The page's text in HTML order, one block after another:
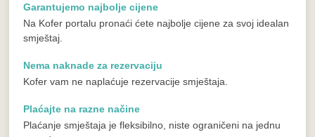
Garantujemo najbolje cijene
Na Kofer portalu pronaći ćete najbolje cijene za svoj idealan
smještaj.
Nema naknade za rezervaciju
Kofer vam ne naplaćuje rezervacije smještaja.
Plaćajte na razne načine
Plaćanje smještaja je fleksibilno, niste ograničeni na jednu